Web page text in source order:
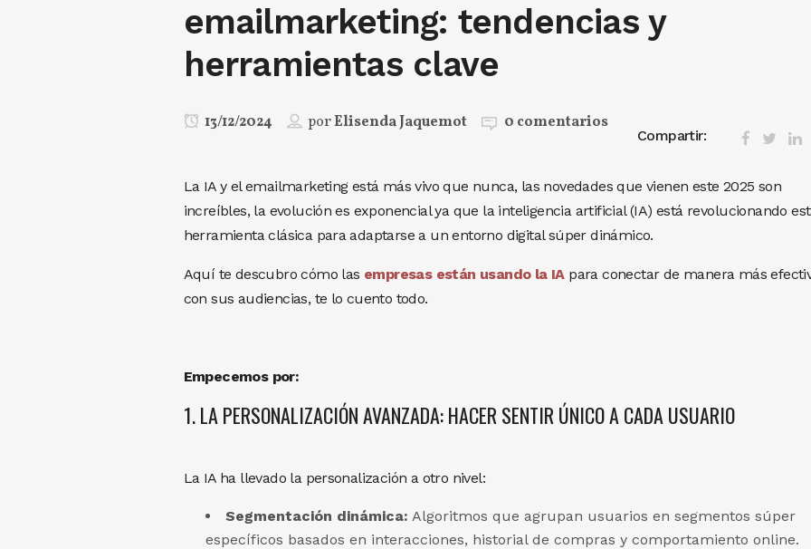
emailmarketing: tendencias y
herramientas clave
13/12/2024 porElisenda Jaquemot 0 comentarios
Compartir:
La IA y el emailmarketing está más vivo que nunca, las novedades que vienen este 2025 son
increíbles, la evolución es exponencial ya que la inteligencia artificial (IA) está revolucionando
herramienta clásica para adaptarse a un entorno digital súper dinámico.
Aquí te descubro cómo las empresas están usando la IApara conectar de manera más
con sus audiencias, te lo cuento todo.
Empecemos por:
1. LA PERSONALIZACIÓN AVANZADA: HACER SENTIR ÚNICO A CADA USUARIO
La IA ha llevado la personalización a otro nivel:
Segmentación dinámica: Algoritmos que agrupan usuarios en segmentos súper
específicos basados en interacciones, historial de compras y comportamiento online.